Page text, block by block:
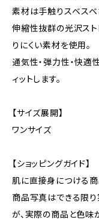
素材は手触りスベスベ
伸縮性抜群の光沢スト
りにくい素材を使用。
通気性・弾力性・快適
ィットします。
【サイズ展開】
ワンサイズ
【ショッピングガイド】
肌に直接身につける商
商品写真はできる限
が、実際の商品と色味